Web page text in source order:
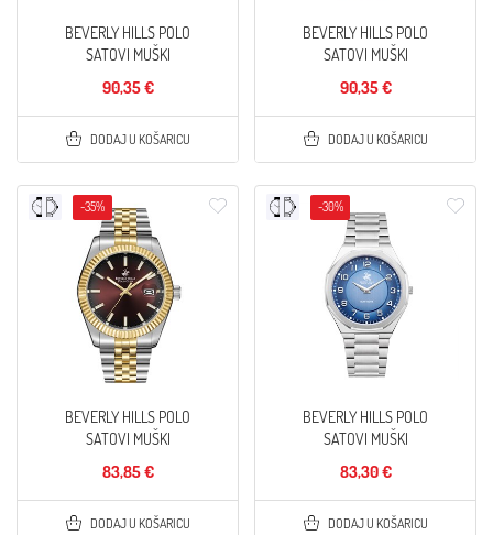
BEVERLY HILLS POLO
SATOVI MUŠKI
90,35 €
DODAJ U KOŠARICU
BEVERLY HILLS POLO
SATOVI MUŠKI
90,35 €
DODAJ U KOŠARICU
-35%
BEVERLY HILLS POLO
SATOVI MUŠKI
83,85 €
DODAJ U KOŠARICU
-30%
BEVERLY HILLS POLO
SATOVI MUŠKI
83,30 €
DODAJ U KOŠARICU